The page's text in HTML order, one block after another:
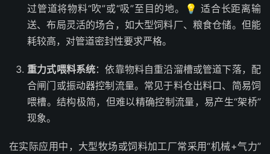
过管道将物料“吹”或“吸”至目的地。💡 适合长距离输
送、布局灵活的场合，如大型饲料厂、粮食仓储。但能
耗较高，对管道密封性要求严格。
重力式喂料系统：依靠物料自重沿溜槽或管道下落，配
合闸门或振动器控制流量。常见于料仓出料口、简易饲
喂槽。结构极简，但难以精确控制流量，易产生“架桥”
现象。
在实际应用中，大型牧场或饲料加工厂常采用“机械+气力”